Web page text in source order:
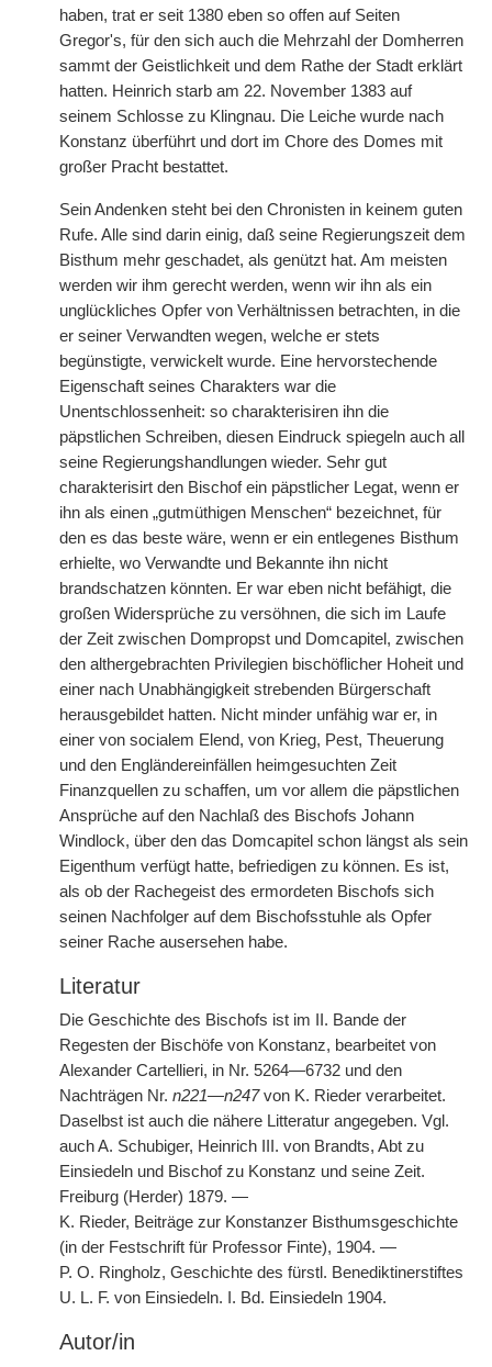
haben, trat er seit 1380 eben so offen auf Seiten
Gregor's, für den sich auch die Mehrzahl der Domherren
sammt der Geistlichkeit und dem Rathe der Stadt erklärt
hatten. Heinrich starb am 22. November 1383 auf
seinem Schlosse zu Klingnau. Die Leiche wurde nach
Konstanz überführt und dort im Chore des Domes mit
großer Pracht bestattet.
Sein Andenken steht bei den Chronisten in keinem guten
Rufe. Alle sind darin einig, daß seine Regierungszeit dem
Bisthum mehr geschadet, als genützt hat. Am meisten
werden wir ihm gerecht werden, wenn wir ihn als ein
unglückliches Opfer von Verhältnissen betrachten, in die
er seiner Verwandten wegen, welche er stets
begünstigte, verwickelt wurde. Eine hervorstechende
Eigenschaft seines Charakters war die
Unentschlossenheit: so charakterisiren ihn die
päpstlichen Schreiben, diesen Eindruck spiegeln auch all
seine Regierungshandlungen wieder. Sehr gut
charakterisirt den Bischof ein päpstlicher Legat, wenn er
ihn als einen „gutmüthigen Menschen“ bezeichnet, für
den es das beste wäre, wenn er ein entlegenes Bisthum
erhielte, wo Verwandte und Bekannte ihn nicht
brandschatzen könnten. Er war eben nicht befähigt, die
großen Widersprüche zu versöhnen, die sich im Laufe
der Zeit zwischen Dompropst und Domcapitel, zwischen
den althergebrachten Privilegien bischöflicher Hoheit und
einer nach Unabhängigkeit strebenden Bürgerschaft
herausgebildet hatten. Nicht minder unfähig war er, in
einer von socialem Elend, von Krieg, Pest, Theuerung
und den Engländereinfällen heimgesuchten Zeit
Finanzquellen zu schaffen, um vor allem die päpstlichen
Ansprüche auf den Nachlaß des Bischofs Johann
Windlock, über den das Domcapitel schon längst als sein
Eigenthum verfügt hatte, befriedigen zu können. Es ist,
als ob der Rachegeist des ermordeten Bischofs sich
seinen Nachfolger auf dem Bischofsstuhle als Opfer
seiner Rache ausersehen habe.
Literatur
Die Geschichte des Bischofs ist im II. Bande der
Regesten der Bischöfe von Konstanz, bearbeitet von
Alexander Cartellieri, in Nr. 5264—6732 und den
Nachträgen Nr. n221—n247von K. Rieder verarbeitet.
Daselbst ist auch die nähere Litteratur angegeben. Vgl.
auch A. Schubiger, Heinrich III. von Brandts, Abt zu
Einsiedeln und Bischof zu Konstanz und seine Zeit.
Freiburg (Herder) 1879. —
K. Rieder, Beiträge zur Konstanzer Bisthumsgeschichte
(in der Festschrift für Professor Finte), 1904. —
P. O. Ringholz, Geschichte des fürstl. Benediktinerstiftes
U. L. F. von Einsiedeln. I. Bd. Einsiedeln 1904.
Autor/in